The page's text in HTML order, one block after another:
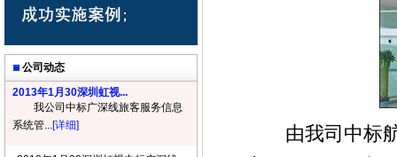
公司动态
2013年1月30深圳虹视...
我公司中标广深线旅客服务信息
系统管...[详细]
由我司中标航